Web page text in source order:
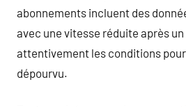
abonnements incluent des
avec une vitesse réduite après
attentivement les conditions
dépourvu.